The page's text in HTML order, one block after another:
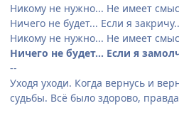
Никому не нужно... Не имеет
Ничего не будет... Если я
Никому не нужно... Не имеет
Ничего не будет... Если я
--
Уходя уходи. Когда вернусь и
судьбы. Всё было здорово,